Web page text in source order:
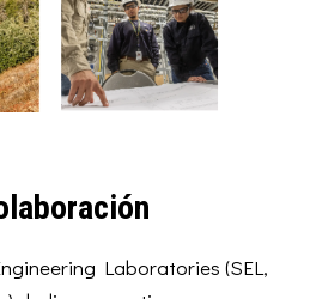
Laboratories (SEL,